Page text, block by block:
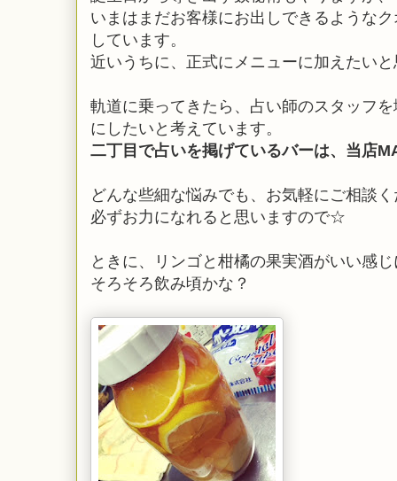
いまはまだお客様にお出しできるような
しています。
近いうちに、正式にメニューに加えたい
軌道に乗ってきたら、占い師のスタッフ
にしたいと考えています。
二丁目で占いを掲げているバーは、当店
どんな些細な悩みでも、お気軽にご相談
必ずお力になれると思いますので☆
ときに、リンゴと柑橘の果実酒がいい感
そろそろ飲み頃かな？